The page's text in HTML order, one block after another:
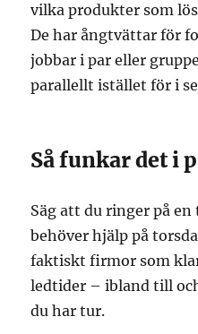
vilka produkter som
De har ångtvättar för
jobbar i par eller
parallellt istället för i
Så funkar det i
Säg att du ringer på
behöver hjälp på
faktiskt firmor som
ledtider – ibland till
du har tur.